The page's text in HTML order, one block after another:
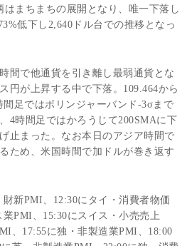
はまちまちの展開となり、唯一下落し
低下し2,640ドル台での推移となっ
間で他通貨を引き離し最弱通貨とな
円が上昇する中で下落。109.464から
間足ではボリンジャーバンド-3σまで
4時間足ではかろうじて200SMAに下
止まった。なお本日のアジア時間で
ため、米国時間で加ドルが巻き返す
新PMI、12:30にタイ・消費者物価
PMI、15:30にスイス・小売売上
、17:55に独・非製造業PMI、18:00